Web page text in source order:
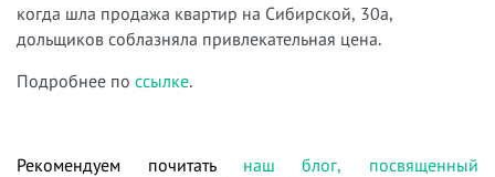
когда шла продажа квартир на Сибирской, 30а,
дольщиков соблазняла привлекательная цена.
Подробнее по ссылке.
Рекомендуем почитать наш блог, посвященный